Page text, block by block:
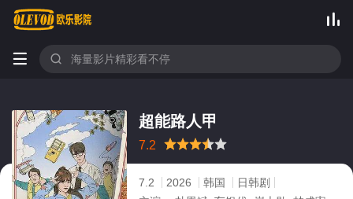

 
超能路人甲
7.2
很差较差还行推荐力荐
7.2 2026 韩国
日韩剧